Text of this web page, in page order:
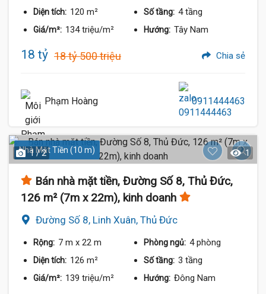
Diện tích: 120 m² Số tầng: 4 tầng
Giá/m²: 134 triệu/m² Hướng: Tây Nam
18 tỷ 18 tỷ 500 triệu Chia sẻ
Phạm Hoàng 0911444463
Nhà Mặt Tiền (10 m)
1 / 2 1
Bán nhà mặt tiền, Đường Số 8, Thủ Đức,
126 m² (7m x 22m), kinh doanh
Đường Số 8, Linh Xuân, Thủ Đức
Rộng: 7 m x 22 m Phòng ngủ: 4 phòng
Diện tích: 126 m² Số tầng: 3 tầng
Giá/m²: 139 triệu/m² Hướng: Đông Nam